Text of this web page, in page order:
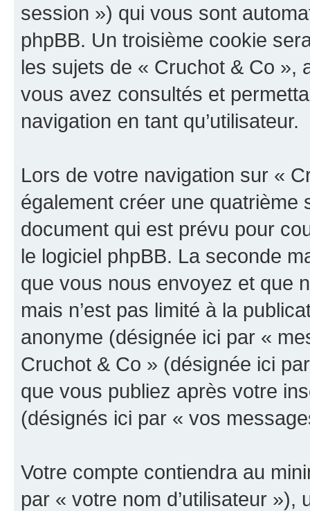
session ») qui vous sont
phpBB. Un troisième cookie
les sujets de « Cruchot & Co »,
vous avez consultés et
navigation en tant qu’utilisateur.
Lors de votre navigation sur «
également créer une
document qui est prévu pour
le logiciel phpBB. La seconde
que vous nous envoyez et que
mais n’est pas limité à la
anonyme (désignée ici par «
Cruchot & Co » (désignée ici
que vous publiez après votre
(désignés ici par « vos
Votre compte contiendra au
par « votre nom d’utilisateur